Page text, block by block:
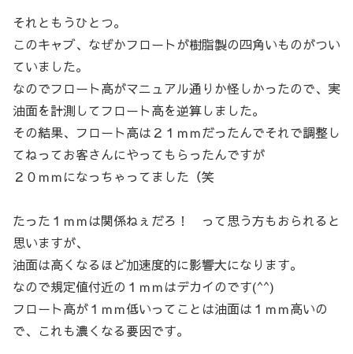
それともうひとつ。
このキャブ、なぜかフロートが樹脂製の四角いものがつい
ていました。
なのでフロート高がマニュアル通りか怪しかったので、実
油面を計測してフロート高を逆算しました。
その結果、フロート高は２１ｍｍだったんでそれで調整し
てねってお客さんにやってもらったんですが
２０ｍｍになっちゃってました（笑
たった１ｍｍは関係ねぇだろ！ って思う方もおられると
思いますが、
油面は高くなるほど加速度的に影響大になります。
なので規定値付近の１ｍｍはデカイのです(^^)
フロート高が１ｍｍ低いってことは油面は１ｍｍ高いの
で、これも濃くなる要因です。